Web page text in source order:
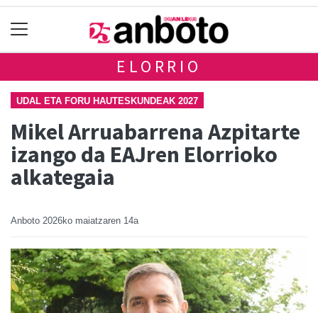
ELORRIO
UDAL ETA FORU HAUTESKUNDEAK 2027
Mikel Arruabarrena Azpitarte
izango da EAJren Elorrioko
alkategaia
Anboto 2026ko maiatzaren 14a